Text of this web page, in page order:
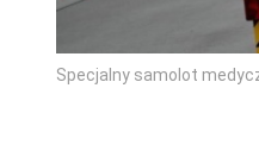
Specjalny samolot